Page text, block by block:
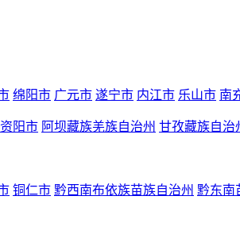
绵阳市 广元市 遂宁市 内江市 乐山市 南
资阳市 阿坝藏族羌族自治州 甘孜藏族自治
铜仁市 黔西南布依族苗族自治州 黔东南